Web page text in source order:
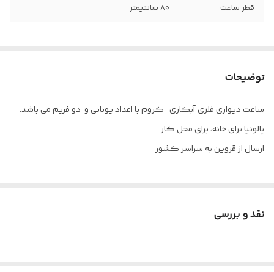
قطر ساعت ۸۰ سانتیمتر
توضیحات
ساعت دیواری فلزی آبکاری کروم با اعداد یونانی و دو فریم می باشد.
پالونیا برای خانه، برای محل کار
ارسال از قزوین به سراسر کشور
نقد و بررسی